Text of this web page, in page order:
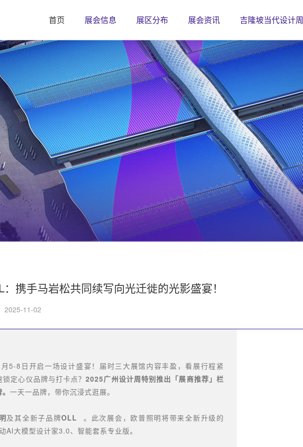
首页 展会信息 展区分布 展会资讯 吉隆坡当代设计周
携手马岩松共同续写向光迁徙的光影盛宴！
2025-11-02
5-8日开启一场设计盛宴！届时三大展馆内容丰盈，看展行程紧
定心仪品牌与打卡点？2025广州设计周特别推出「展商推荐」栏
一天一品牌，带你沉浸式逛展。
及其全新子品牌OLL
。此次展会，欧普照明将带来全新升级的
AI大模型设计家3.0、智能套系专业版。